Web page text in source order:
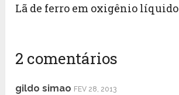
Lã de ferro em oxigênio líquido
2 comentários
gildo simao FEV 28, 2013